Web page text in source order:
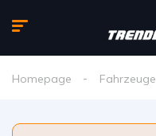
Homepage Fahrzeuge